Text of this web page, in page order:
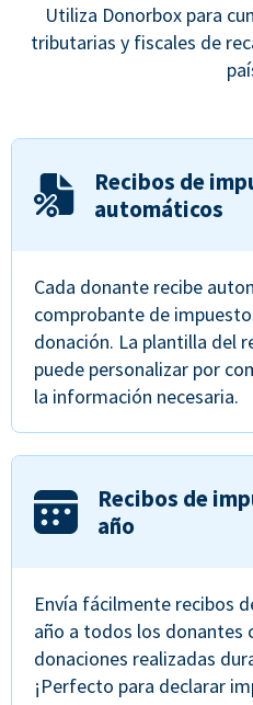
Utiliza Donorbox para
tributarias y fiscales de
Recibos de
automáticos
Cada donante recibe
comprobante de
donación. La plantilla del
puede personalizar por
la información necesaria.
Recibos de
año
Envía fácilmente recibos
año a todos los donantes
donaciones realizadas
¡Perfecto para declarar